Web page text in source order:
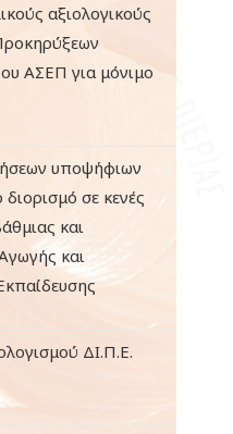
αξιολογικούς
ΑΣΕΠ για μόνιμο
υποψήφιων
σε κενές
και
και
ΔΙ.Π.Ε.